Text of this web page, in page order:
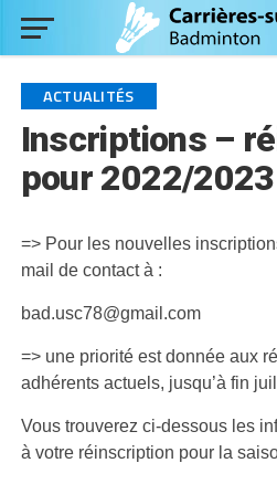
ACTUALITÉS
Inscriptions –
pour 2022/2023
=> Pour les nouvelles
mail de contact à :
bad.usc78@gmail.com
=> une priorité est donnée aux
adhérents actuels, jusqu’à fin
Vous trouverez ci-dessous les
à votre réinscription pour la